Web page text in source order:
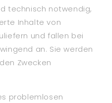
technisch notwendig,
Inhalte von
und fallen bei
an. Sie werden
Zwecken
problemlosen